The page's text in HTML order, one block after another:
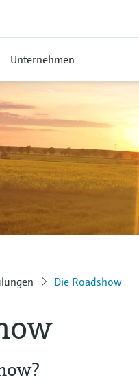
Unternehmen
Die Roadshow